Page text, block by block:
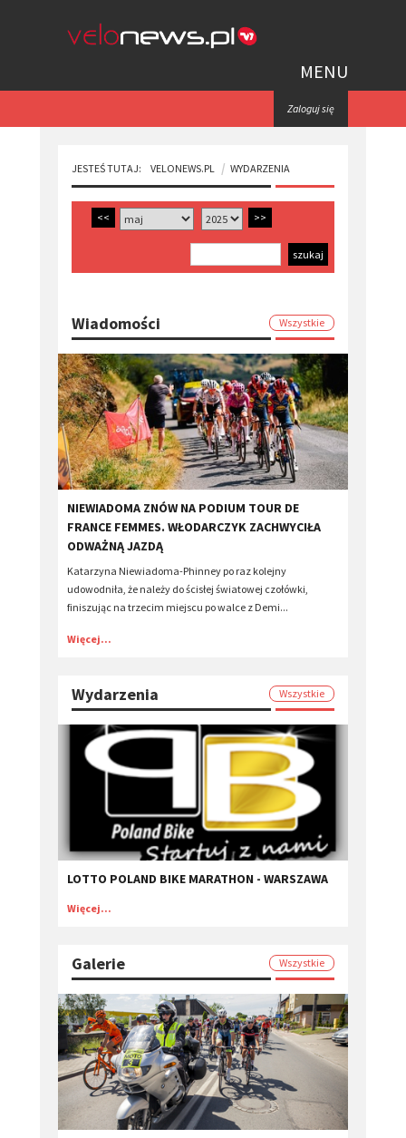
MENU
Zaloguj się
JESTEŚ TUTAJ: VELONEWS.PL WYDARZENIA
<< >>
Wiadomości Wszystkie
​NIEWIADOMA ZNÓW NA PODIUM TOUR DE
FRANCE FEMMES. WŁODARCZYK ZACHWYCIŁA
ODWAŻNĄ JAZDĄ
Katarzyna Niewiadoma-Phinney po raz kolejny
udowodniła, że należy do ścisłej światowej czołówki,
finiszując na trzecim miejscu po walce z Demi...
Więcej...
Wydarzenia Wszystkie
LOTTO POLAND BIKE MARATHON - WARSZAWA
Więcej...
Galerie Wszystkie